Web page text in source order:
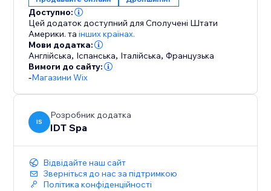
available for your shop, in one click.
• Fast shipments
Through Bdroppy you can ship your orders directly
to your customers in over 50 countries within a few
days. Safe shipping from Italy
All product sheets are described in detail
• No transaction fees
Доступно:
Цей додаток доступний для Сполучені Штати
Америки. та інших країнах.
Мови додатка:
Англійська, Іспанська, Італійська,Французька
Вимоги до сайту:
-Магазини Wix
IS
Розробник додатка
IDT Spa
Відвідайте наш сайт
Зверніться до нас за підтримкою
Політика конфіденційності